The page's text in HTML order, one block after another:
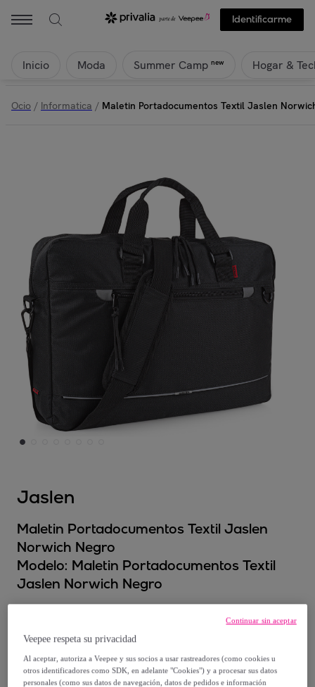
Identificarme
Inicio Moda Summer Camp new Hogar &
Ocio / Informatica / Maletin Portadocumentos Textil Jaslen
Jaslen
Maletin Portadocumentos Textil Jaslen
Norwich Negro
Modelo: Maletin Portadocumentos Textil
Jaslen Norwich Negro
65, €
-30%
Veepee respeta su privacidad
Al aceptar, autoriza a Veepee y sus socios a usar rastreadores (como cookies u
otros identificadores como SDK, en adelante "Cookies") y a procesar sus datos
personales (como sus datos de navegación, datos de pedidos e información
Continuar sin aceptar